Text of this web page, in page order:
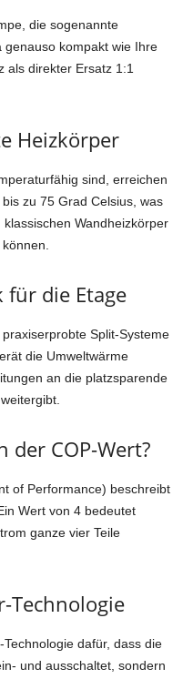
die sogenannte
genauso kompakt wie Ihre
als direkter Ersatz 1:1
Heizkörper
sind, erreichen
zu 75 Grad Celsius, was
Wandheizkörper
für die Etage
Split-Systeme
die Umweltwärme
an die platzsparende
der COP-Wert?
of Performance) beschreibt
Wert von 4 bedeutet
ganze vier Teile
Technologie
dafür, dass die
und ausschaltet, sondern